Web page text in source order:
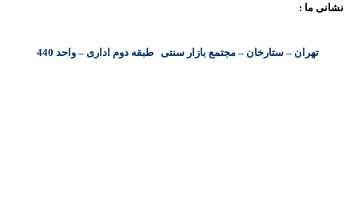
نشانی ما :
تهران – ستارخان – مجتمع بازار سنتی طبقه دوم اداری – واحد 440